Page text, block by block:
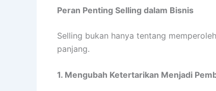
Peran Penting Selling dalam Bisnis
Selling bukan hanya tentang
panjang.
1. Mengubah Ketertarikan Menjadi